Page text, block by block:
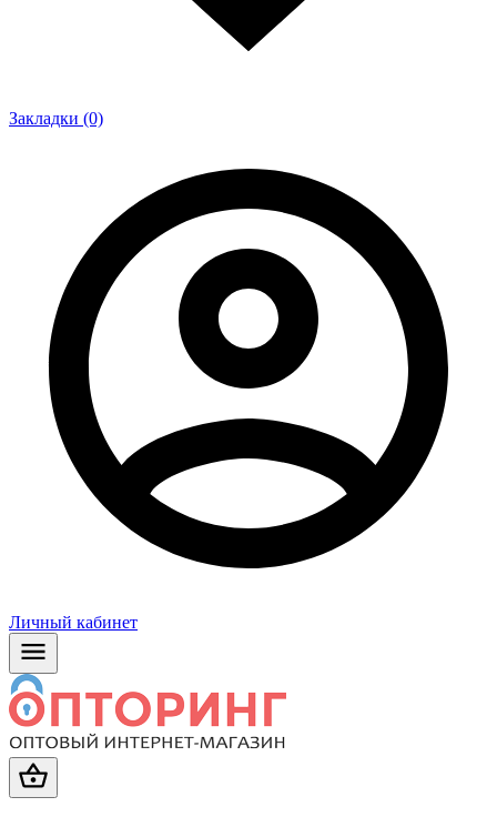
Закладки (0)
Личный кабинет